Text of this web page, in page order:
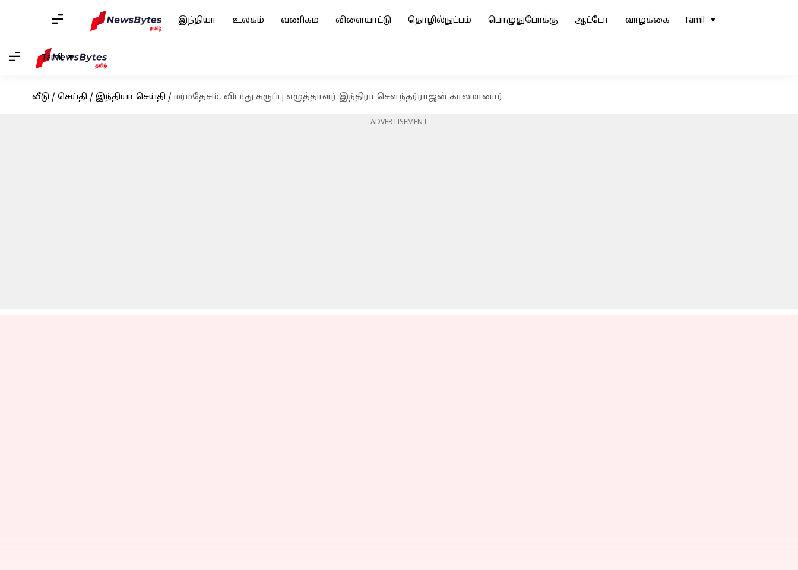
இந்தியா உலகம் வணிகம் விளையாட்டு தொழில்நுட்பம் பொழுதுபோக்கு ஆட்டோ வாழ்க்கை Tamil
Tamil
வீடு / செய்தி / இந்தியா செய்தி / மர்மதேசம், விடாது கருப்பு எழுத்தாளர் இந்திரா சௌந்தர்ராஜன் காலமானார்
ADVERTISEMENT